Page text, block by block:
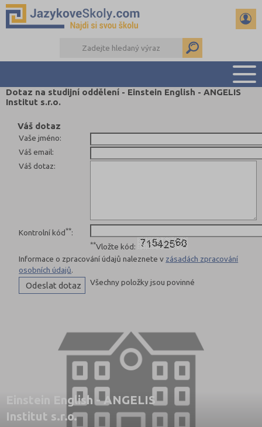
RADY A ČLÁNKY
KONTAKTY
Dotaz na studijní oddělení - Einstein English - ANGELIS
Institut s.r.o.
Váš dotaz
Vaše jméno:
Váš email:
Váš dotaz:
Kontrolní kód**:
**Vložte kód:
Informace o zpracování údajů naleznete v zásadách zpracování
osobních údajů.
Všechny položky jsou povinné
Einstein English - ANGELIS
Institut s.r.o.